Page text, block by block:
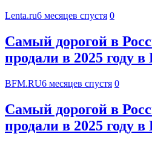
Lenta.ru6 месяцев спустя 0
Самый дорогой в
продали в 2025 году
BFM.RU6 месяцев спустя 0
Самый дорогой в
продали в 2025 году